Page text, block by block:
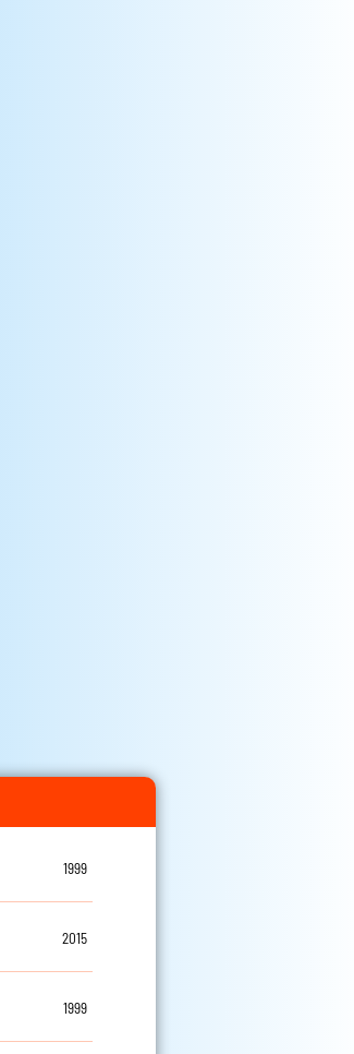
1999
2015
1999